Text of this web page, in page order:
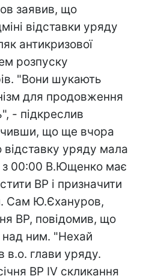
заявив, що
відставки уряду
антикризової
розпуску
"Вони шукають
для продовження
- підкреслив
що ще вчора
відставку уряду мала
з 00:00 В.Ющенко має
ВР і призначити
Сам Ю.Єхануров,
ВР, повідомив, що
ним. "Нехай
в.о. глави уряду.
ВР IV скликання